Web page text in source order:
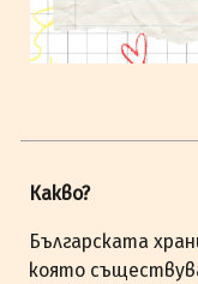
Какво?
Българската
която